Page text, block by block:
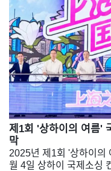
제1회 '상하이의 여름'
막
2025년 제1회 '상하이의
월 4일 상하이 국제소싱